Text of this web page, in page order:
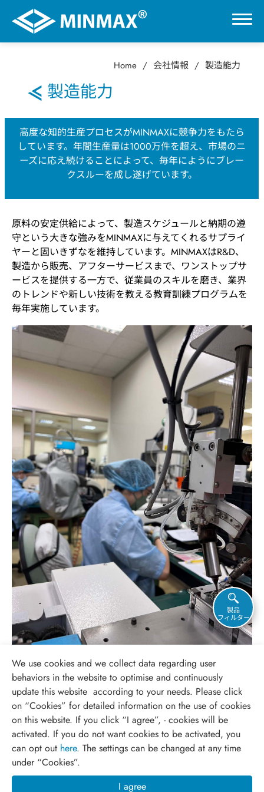
Home 会社情報 製造能力
製造能力
高度な知的生産プロセスがMINMAXに競争力をもたら
しています。年間生産量は1000万件を超え、市場のニ
ーズに応え続けることによって、毎年にようにブレー
クスルーを成し遂げています。
原料の安定供給によって、製造スケジュールと納期の遵
守という大きな強みをMINMAXに与えてくれるサプライ
ヤーと固いきずなを維持しています。MINMAXはR&D、
製造から販売、アフターサービスまで、ワンストップサ
ービスを提供する一方で、従業員のスキルを磨き、業界
のトレンドや新しい技術を教える教育訓練プログラムを
毎年実施しています。
製品
フィルター
0
製品情報
サポート
会社情報
会社概要
研究開発
製造能力
最新情報
お問い合わせ
We use cookies and we collect data regarding user
behaviors in the website to optimise and continuously
update this website according to your needs. Please click
on “Cookies” for detailed information on the use of cookies
on this website. If you click “I agree”, - cookies will be
activated. If you do not want cookies to be activated, you
can opt out here. The settings can be changed at any time
under “Cookies”.
I agree